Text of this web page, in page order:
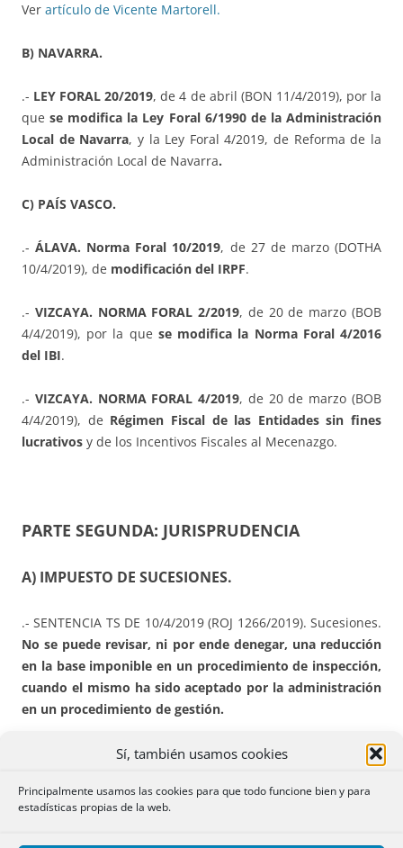
Sí, también usamos cookies
Principalmente usamos las cookies para que todo funcione bien y para
estadísticas propias de la web.
Ver artículo de Vicente Martorell.
B) NAVARRA.
.- LEY FORAL 20/2019, de 4 de abril (BON 11/4/2019), por la
quese modifica la Ley Foral 6/1990 de la Administración
Local de Navarra, y la Ley Foral 4/2019, de Reforma de la
Administración Local de Navarra.
C) PAÍS VASCO.
.-ÁLAVA. Norma Foral 10/2019, de 27 de marzo (DOTHA
10/4/2019), de modificación del IRPF.
.- VIZCAYA. NORMA FORAL 2/2019, de 20 de marzo (BOB
4/4/2019), por la que se modifica la Norma Foral 4/2016
del IBI.
.- VIZCAYA. NORMA FORAL 4/2019, de 20 de marzo (BOB
4/4/2019), de Régimen Fiscal de las Entidades sin fines
lucrativos y de los Incentivos Fiscales al Mecenazgo.
PARTE SEGUNDA: JURISPRUDENCIA
A) IMPUESTO DE SUCESIONES.
.- SENTENCIA TS DE 10/4/2019 (ROJ 1266/2019). Sucesiones.
No se puede revisar, ni por ende denegar, una reducción
en la base imponible en un procedimiento de inspección,
cuando el mismo ha sido aceptado por la administración
en un procedimiento de gestión.
(…) ·»CUARTO.- Contenido interpretativo de esta sentencia.
La cuestión con interés casacional consiste en «Determinar
si el reconocimiento de la reducción de la base imponible